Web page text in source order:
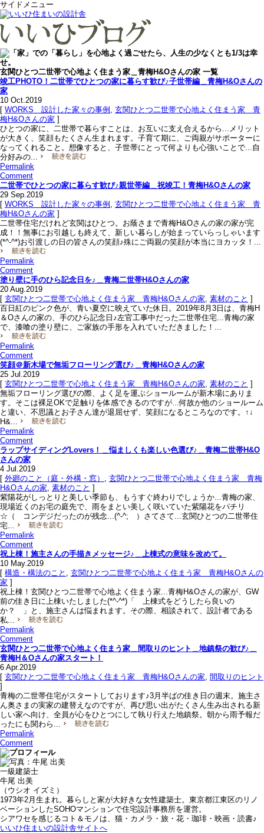
サイドメニュー
玄関ひとつ二世帯で心地よく住まう家＿青梅H&Oさんの家 一覧
竣工PHOTO！二世帯でひとつの家に暮らす歓び♪子世帯編＿青梅H&Oさんの
家
10 Oct.2019
[ WORKS＿設計した家々の事例 , 玄関ひとつ二世帯で心地よく住まう家＿青
梅H&Oさんの家 ]
ひとつの家に、二世帯で暮らすことは、お互いに支え合えるから...メリット
が大きく、笑顔もたくさん生まれます。子育て期に、ご両親がサポーターに
なってくれること。想像すると、子世帯にとって何よりも心強いことで...自
分好みの...
Permalink
Comment
二世帯でひとつの家に暮らす歓び♪親世帯編＿祝竣工！青梅H&Oさんの家
29 Sep.2019
[ WORKS＿設計した家々の事例 , 玄関ひとつ二世帯で心地よく住まう家＿青
梅H&Oさんの家 ]
二世帯住宅だけれど玄関はひとつ。お蔭さまで青梅H&Oさんの家の家が完
成！！無事にお引越しも終えて、新しい暮らしが始まっていらっしゃいます
(*^-^*)お引渡しの日の皆さんの笑顔♪殊にご両親の笑顔が本当にヨカッタ！...
Permalink
Comment
塗り壁に手のひら記念日を♪＿青梅二世帯H&Oさんの家
20 Aug.2019
[ 玄関ひとつ二世帯で心地よく住まう家＿青梅H&Oさんの家, 素材のこと ]
百日紅のピンク色が、青い夏空に映えていた休日。2019年8月3日は、青梅H
＆Oさんの家の、手のひら記念日♪左官工事中だった二世帯住宅...青梅の家
で、漆喰の塗り壁に、ご家族の手形を入れていただきました！...
Permalink
Comment
笑顔＠新木場で無垢フローリング選び♪＿青梅H&Oさんの家
25 Jul.2019
[ 玄関ひとつ二世帯で心地よく住まう家＿青梅H&Oさんの家, 素材のこと ]
無垢フローリング選びの際、よく足を運ぶショールームが新木場にありま
す。そこは裸足OKで足触りを体感できるのですが...何故か他のショールーム
と違い、不思議とお子さん達が退屈せず、笑顔になるところなのです。↑↓
H&...
Permalink
Comment
ラップサイディングLovers！＿悩ましくも楽しい色選び♪＿青梅二世帯H&O
さんの家
4 Jul.2019
[ 外廻のこと（庭・外構・窓） , 玄関ひとつ二世帯で心地よく住まう家＿青梅
H&Oさんの家, 素材のこと ]
紫陽花がしっとりと美しい季節も、もうすぐ終わりでしょうか...青梅の家、
現場近くのお宅の庭先で、雨をまとい美しく咲いていた紫陽花をパチリ
☆（ コンデジだったのが残念...(^-^; ）さてさて...玄関ひとつの二世帯住
宅...
Permalink
Comment
祝上棟！施主さんの手描きメッセージ♪＿上棟式の意味を改めて。
10 May.2019
[ 構造・構法のこと , 玄関ひとつ二世帯で心地よく住まう家＿青梅H&Oさんの
家 ]
祝上棟！玄関ひとつ二世帯で心地よく住まう家...青梅H&Oさんの家が、GW
前の佳き日に上棟いたしました(*^-^*)「 上棟式をどうしたら良いの
か？ 」と、施主さんは悩まれます。その際、相談されて、設計者である
私...
Permalink
Comment
玄関ひとつ二世帯で心地よく住まう家＿間取りのヒント＿地鎮祭の歓び♪＿
青梅H＆Oさんの家スタート！
6 Apr.2019
[ 玄関ひとつ二世帯で心地よく住まう家＿青梅H&Oさんの家, 間取りのヒント
]
青梅の二世帯住宅がスタートしております♪3月半ばの佳き日の週末。施主さ
ん奥さまの実家の建替えなのですが、再び思い出がたくさん生み出される新
しい家へ向け、全員が心をひとつにして執り行えた地鎮祭。朝から雨予報だ
ったにも関わら...
Permalink
Comment
一級建築士
牛尾 出美
（ウシオ イズミ）
1973年2月生まれ。暮らしと家が大好きな女性建築士。東京都江東区のリノ
ベーションしたSOHOマンションで住宅設計事務所を運営。
シアワセを感じるコト＆モノは、猫・カメラ・旅・花・珈琲・映画・読書♪
いいひ住まいの設計舎サイトへ